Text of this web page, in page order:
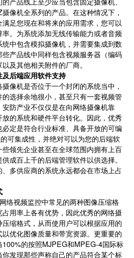
像机全系列的产品。在这种情况下，
足您现在和将来的应用需求，您可以
。为系统添加无线传输能力或者音频
中包含模拟摄像机，并需要集成到数
产品线中同样包含视频服务器（编码
及其他相关附件的厂商。
后端应用软件支持
机是否位于一个封闭的系统当中，
选择余地很小，甚至只有一套视频管
防产业不仅仅是在向网络摄像机靠
的系统和硬件平台转化。因此，优秀
定是符合行业标准、具备开放的可编
可集成性，并绝对可以为您的后端软
领先企业甚至在全球范围内拥有上百
成百上千的后端管理软件以供选择。
多供应商的系统永远都会在市场上占
视频监控中常见的两种图像压缩格
用率上各有优势，因此优秀的网络摄
缩格式，从而使用户可以根据应用的
优化图像质量和带宽资源。更重要的
的按照MJPEG和MPEG-4国际标
发现那些声称自己的产品符合某个标